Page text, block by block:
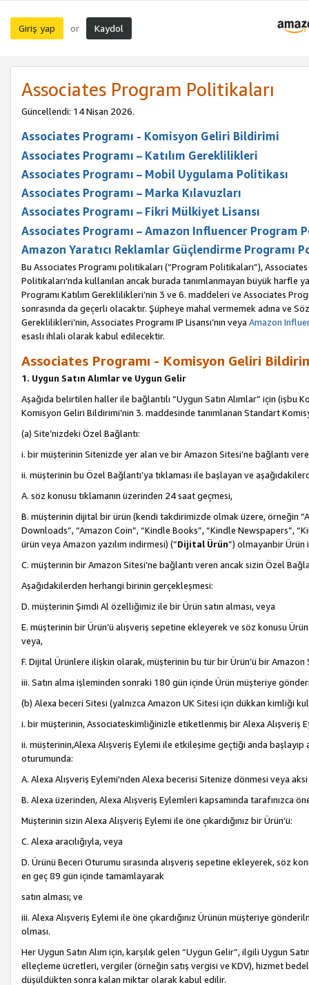
Giriş yap or Kaydol
Associates Program Politikaları
Güncellendi: 14 Nisan 2026.
Associates Programı - Komisyon Geliri Bildirimi
Associates Programı – Katılım Gereklilikleri
Associates Programı – Mobil Uygulama Politikası
Associates Programı – Marka Kılavuzları
Associates Programı – Fikri Mülkiyet Lisansı
Associates Programı – Amazon Influencer Program
Amazon Yaratıcı Reklamlar Güçlendirme Programı
Bu Associates Programı politikaları (“Program Politikaları”),
Politikaları’nda kullanılan ancak burada tanımlanmayan büyük harfle
Programı Katılım Gereklilikleri’nin 3 ve 6. maddeleri ve Associates
sonrasında da geçerli olacaktır. Şüpheye mahal vermemek adına ve
Gereklilikleri’nin, Associates Programı IP Lisansı’nın veya Amazon
esaslı ihlali olarak kabul edilecektir.
Associates Programı - Komisyon Geliri
1. Uygun Satın Alımlar ve Uygun Gelir
Aşağıda belirtilen haller ile bağlantılı “Uygun Satın Alımlar” için
Komisyon Geliri Bildirimi’nin 3. maddesinde tanımlanan Standart
(a) Site’nizdeki Özel Bağlantı:
i. bir müşterinin Sitenizde yer alan ve bir Amazon Sitesi’ne bağlantı
ii. müşterinin bu Özel Bağlantı’ya tıklaması ile başlayan ve
A. söz konusu tıklamanın üzerinden 24 saat geçmesi,
B. müşterinin dijital bir ürün (kendi takdirimizde olmak üzere, örneğin
Downloads”, “Amazon Coin”, “Kindle Books”, “Kindle Newspapers”,
ürün veya Amazon yazılım indirmesi) (“Dijital Ürün”) olmayanbir Ürün
C. müşterinin bir Amazon Sitesi’ne bağlantı veren ancak sizin Özel
Aşağıdakilerden herhangi birinin gerçekleşmesi:
D. müşterinin Şimdi Al özelliğimiz ile bir Ürün satın alması, veya
E. müşterinin bir Ürün’ü alışveriş sepetine ekleyerek ve söz konusu
veya,
F. Dijital Ürünlere ilişkin olarak, müşterinin bu tür bir Ürün’ü bir Amazon
iii. Satın alma işleminden sonraki 180 gün içinde Ürün müşteriye
(b) Alexa beceri Sitesi (yalnızca Amazon UK Sitesi için dükkan kimliği
i. bir müşterinin, Associateskimliğinizle etiketlenmiş bir Alexa Alışveriş
ii. müşterinin,Alexa Alışveriş Eylemi ile etkileşime geçtiği anda
oturumunda:
A. Alexa Alışveriş Eylemi'nden Alexa becerisi Sitenize dönmesi veya
B. Alexa üzerinden, Alexa Alışveriş Eylemleri kapsamında tarafınızca
Müşterinin sizin Alexa Alışveriş Eylemi ile öne çıkardığınız bir Ürün’ü:
C. Alexa aracılığıyla, veya
D. Ürünü Beceri Oturumu sırasında alışveriş sepetine ekleyerek, söz
en geç 89 gün içinde tamamlayarak
satın alması; ve
iii. Alexa Alışveriş Eylemi ile öne çıkardığınız Ürünün müşteriye
olması.
Her Uygun Satın Alım için, karşılık gelen “Uygun Gelir”, ilgili Uygun
elleçleme ücretleri, vergiler (örneğin satış vergisi ve KDV), hizmet
düşüldükten sonra kalan miktar olarak kabul edilir.